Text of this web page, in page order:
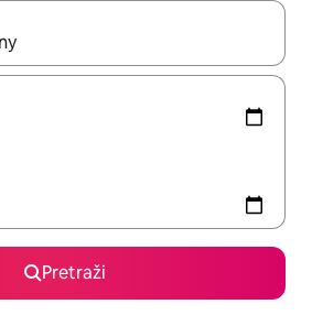
krećite se gore i dolje pomoću
Pretraži